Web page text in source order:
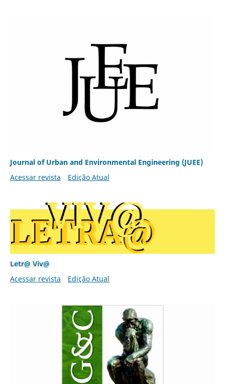
Journal of Urban and Environmental Engineering (JUEE)
Acessar revista
Edição Atual
Letr@ Viv@
Acessar revista
Edição Atual